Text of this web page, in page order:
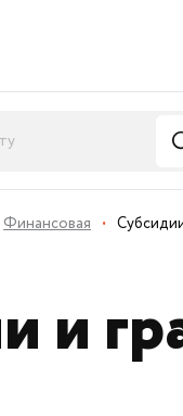
Финансовая ·
и